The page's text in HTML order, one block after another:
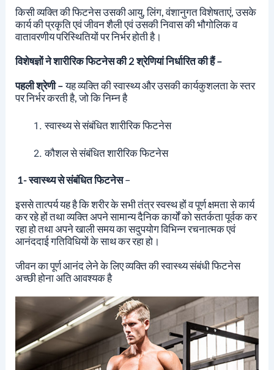
किसी व्यक्ति की फिटनेस उसकी आयु, लिंग, वंशानुगत विशेषताएं, उसके
कार्य की प्रकृति एवं जीवन शैली एवं उसकी निवास की भौगोलिक व
वातावरणीय परिस्थितियों पर निर्भर होती है।
विशेषज्ञों ने शारीरिक फिटनेस की 2 श्रेणियां निर्धारित की हैं –
पहली श्रेणी –यह व्यक्ति की स्वास्थ्य और उसकी कार्यकुशलता के स्तर
पर निर्भर करती है, जो कि निम्न है
स्वास्थ्य से संबंधित शारीरिक फिटनेस
कौशल से संबंधित शारीरिक फिटनेस
1- स्वास्थ्य से संबंधित फिटनेस–
इससे तात्पर्य यह है कि शरीर के सभी तंत्र स्वस्थ हों व पूर्ण क्षमता से कार्य
कर रहे हों तथा व्यक्ति अपने सामान्य दैनिक कार्यों को सतर्कता पूर्वक कर
रहा हो तथा अपने खाली समय का सदुपयोग विभिन्न रचनात्मक एवं
आनंददाई गतिविधियों के साथ कर रहा हो।
जीवन का पूर्ण आनंद लेने के लिए व्यक्ति की स्वास्थ्य संबंधी फिटनेस
अच्छी होना अति आवश्यक है